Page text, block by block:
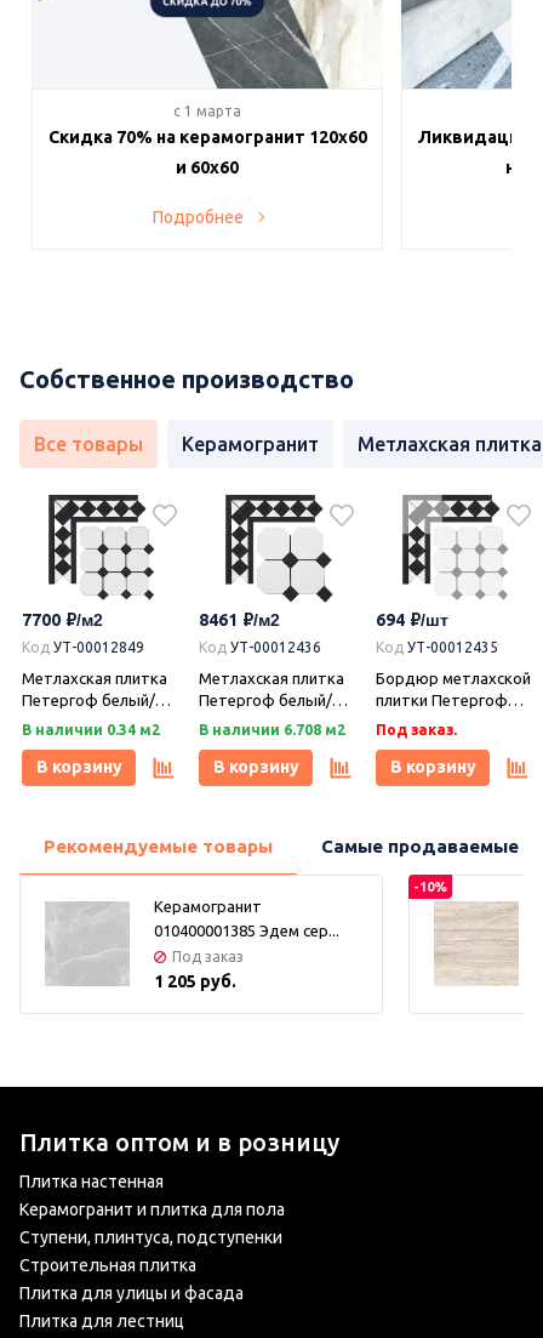
c 1 марта
Скидка 70% на керамогранит 120х60
и 60х60
Подробнее
Ликвидация
на
Собственное производство
Все товары Керамогранит Метлахская плитка
7700
Код УТ-00012849
Метлахская плитка
Петергоф белый/
черный (001/013)
(Керамарк)
В наличии 0.34 м2
В корзину
8461
Код УТ-00012436
Метлахская плитка
Петергоф белый/
черный (001/013)
(Керамарк)
В наличии 6.708 м2
В корзину
694
Код УТ-00012435
Бордюр метлахской
плитки Петергоф
белый/черный
(001/013) 30,9х15,8,
Keramark (Керамарк)
Под заказ.
В корзину
Рекомендуемые товары Самые продаваемые
Керамогранит
010400001385 Эдем сер...
Под заказ
1 205 руб.
-10%
Плитка оптом и в розницу
Плитка настенная
Керамогранит и плитка для пола
Ступени, плинтуса, подступенки
Строительная плитка
Плитка для улицы и фасада
Плитка для лестниц